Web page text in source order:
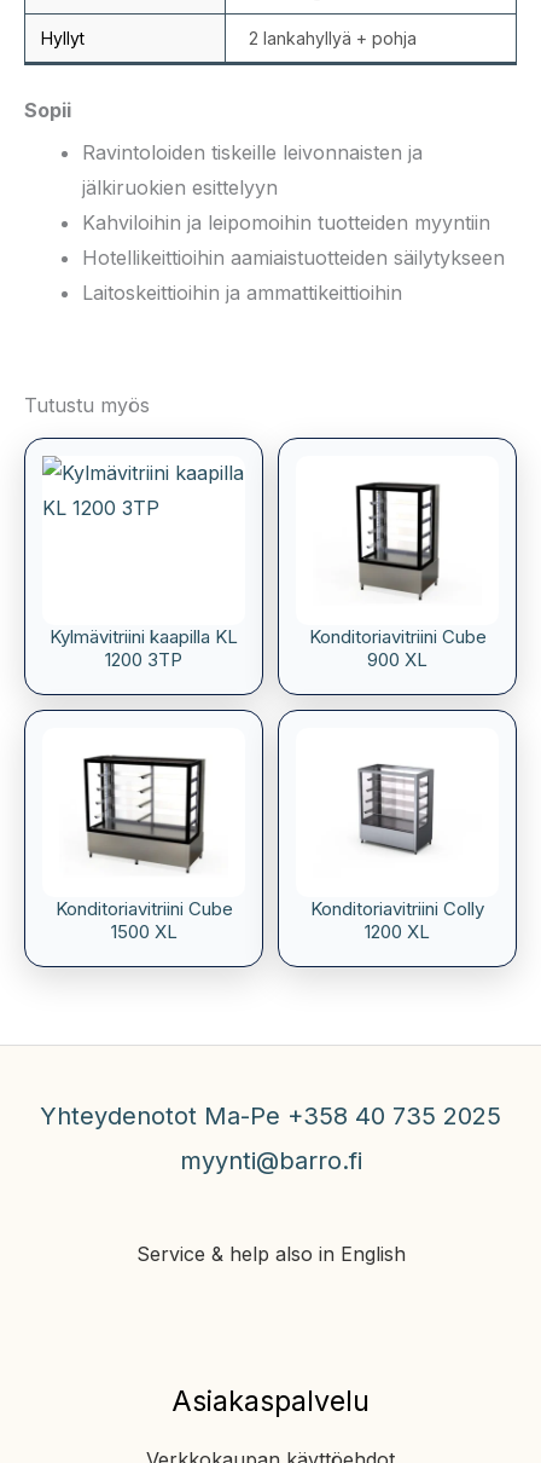
Hyllyt 2 lankahyllyä + pohja
Sopii
Ravintoloiden tiskeille leivonnaisten ja
jälkiruokien esittelyyn
Kahviloihin ja leipomoihin tuotteiden myyntiin
Hotellikeittioihin aamiaistuotteiden säilytykseen
Laitoskeittioihin ja ammattikeittioihin
Tutustu myös
Kylmävitriini kaapilla KL
1200 3TP
Konditoriavitriini Cube
900 XL
Konditoriavitriini Cube
1500 XL
Konditoriavitriini Colly
1200 XL
Yhteydenotot Ma-Pe +358 40 735 2025
myynti@barro.fi
Service & help also in English
Asiakaspalvelu